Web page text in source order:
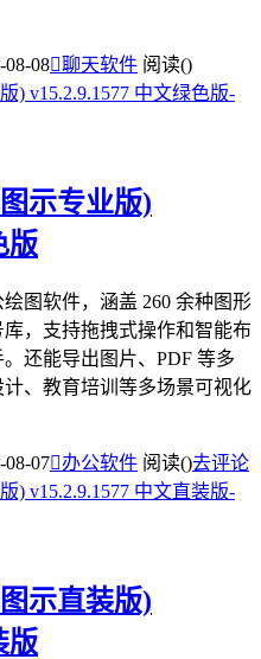
08-08聊天软件 阅读()
示专业版)
版
图软件，涵盖 260 余种图形
，支持拖拽式操作和智能布
还能导出图片、PDF 等多
、教育培训等多场景可视化
08-07办公软件 阅读()去评论
示直装版)
版